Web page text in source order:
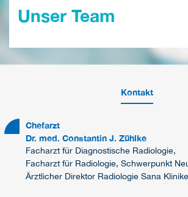
Unser Team
Kontakt
Chefarzt
Dr. med. Constantin J. Zühlke
Facharzt für Diagnostische Radiologie,
Facharzt für Radiologie, Schwerpunkt
Ärztlicher Direktor Radiologie Sana